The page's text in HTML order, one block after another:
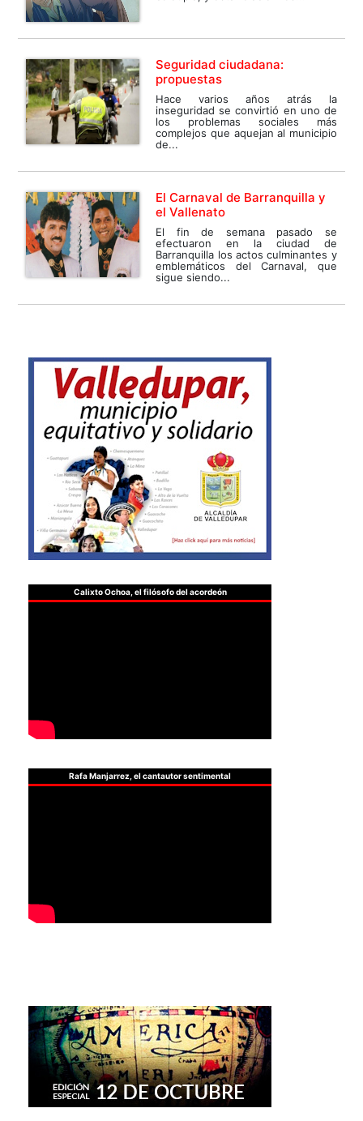
Seguridad ciudadana:
propuestas
Hace varios años atrás la
inseguridad se convirtió en uno de
los problemas sociales más
complejos que aquejan al municipio
de...
El Carnaval de Barranquilla y
el Vallenato
El fin de semana pasado se
efectuaron en la ciudad de
Barranquilla los actos culminantes y
emblemáticos del Carnaval, que
sigue siendo...
Calixto Ochoa, el filósofo del acordeón
Rafa Manjarrez, el cantautor sentimental